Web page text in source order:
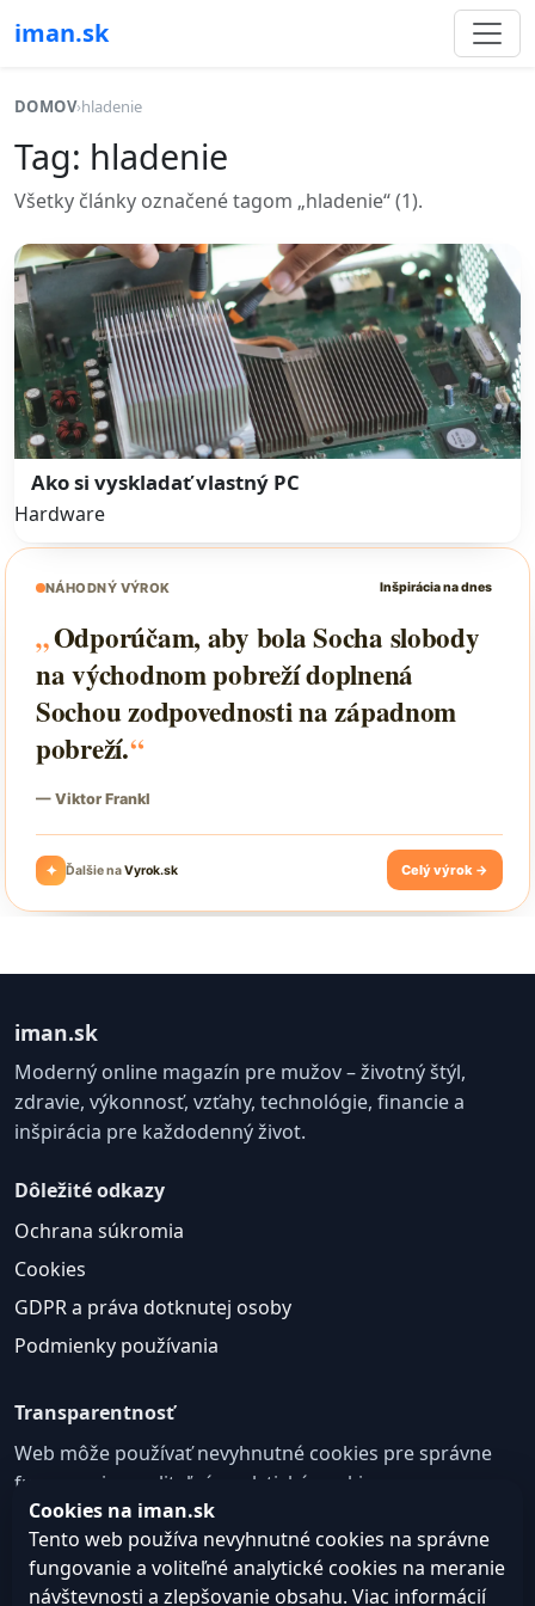
iman.sk
DOMOV›hladenie
Tag: hladenie
Všetky články označené tagom „hladenie“ (1).
Ako si vyskladať vlastný PC
Hardware
iman.sk
Moderný online magazín pre mužov – životný štýl,
zdravie, výkonnosť, vzťahy, technológie, financie a
inšpirácia pre každodenný život.
Dôležité odkazy
Ochrana súkromia
Cookies
GDPR a práva dotknutej osoby
Podmienky používania
Transparentnosť
Web môže používať nevyhnutné cookies pre správne
fungovanie a voliteľné analytické cookies na
zlepšovanie obsahu a používateľskej skúsenosti.
Nastavenie cookies
Cookies na iman.sk
Tento web používa nevyhnutné cookies na správne
fungovanie a voliteľné analytické cookies na meranie
návštevnosti a zlepšovanie obsahu. Viac informácií